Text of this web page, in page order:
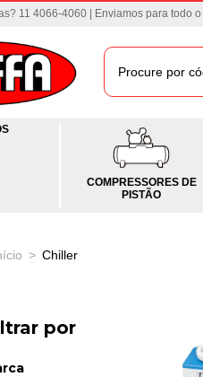
11 4066-4060 | Enviamos para todo o
COMPRESSORES DE
PISTÃO
> Chiller
por